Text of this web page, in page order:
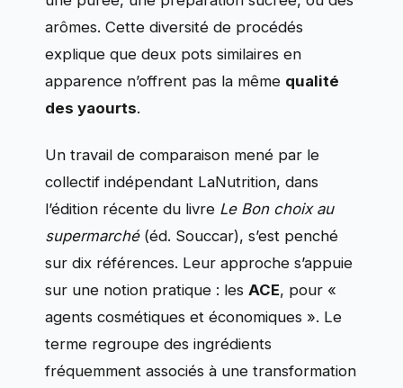
arômes. Cette diversité de procédés
explique que deux pots similaires en
apparence n’offrent pas la même qualité
des yaourts.
Un travail de comparaison mené par le
collectif indépendant LaNutrition, dans
l’édition récente du livre Le Bon choix au
supermarché(éd. Souccar), s’est penché
sur dix références. Leur approche s’appuie
sur une notion pratique : les ACE, pour «
agents cosmétiques et économiques ». Le
terme regroupe des ingrédients
fréquemment associés à une transformation